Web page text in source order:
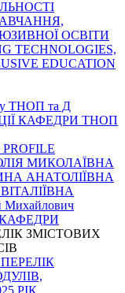
ОСВІТИ
TECHNOLOGIES,
EDUCATION
ТНОП та Д
КАФЕДРИ ТНОП
МИКОЛАЇВНА
АНАТОЛІЇВНА
Михайлович
ЗМІСТОВИХ
РІК